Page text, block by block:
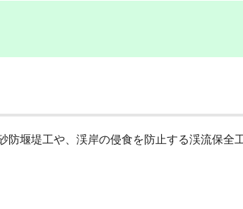
防堰堤工や、渓岸の侵食を防止する渓流保全